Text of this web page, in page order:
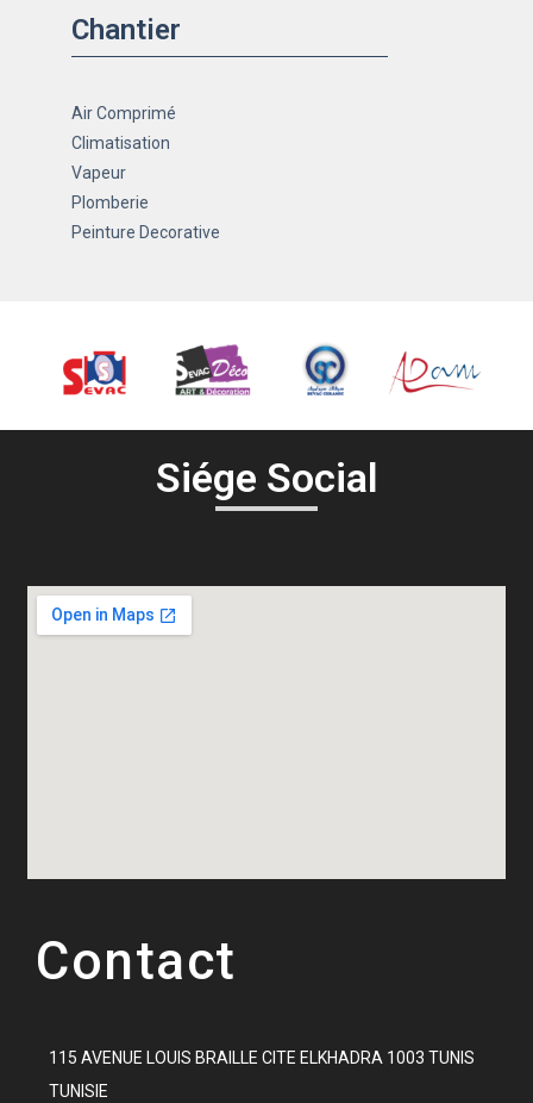
Chantier
Air Comprimé
Climatisation
Vapeur
Plomberie
Peinture Decorative
Siége Social
Contact
115 AVENUE LOUIS BRAILLE CITE ELKHADRA 1003 TUNIS
TUNISIE